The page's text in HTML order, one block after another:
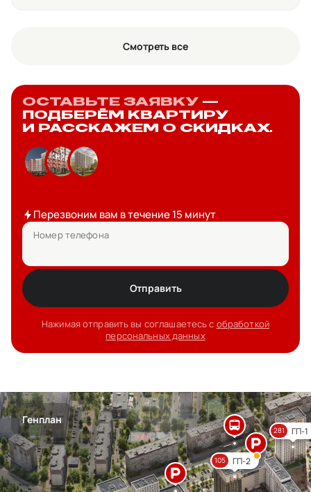
Смотреть все
ОСТАВЬТЕ ЗАЯВКУ —
ПОДБЕРЁМ КВАРТИРУ
И РАССКАЖЕМ О СКИДКАХ.
Перезвоним вам в течение 15 минут
Номер телефона
Отправить
Нажимая отправить вы соглашаетесь с обработкой
персональных данных
Генплан
281 ГП-1
105 ГП-2